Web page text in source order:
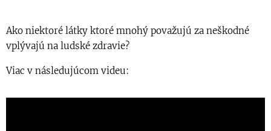
Ako niektoré látky ktoré mnohý považujú za neškodné
vplývajú na ludské zdravie?
Viac v následujúcom videu: